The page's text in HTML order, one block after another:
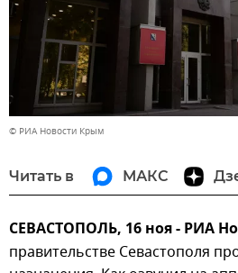
© РИА Новости Крым
Читать в МАКС
СЕВАСТОПОЛЬ, 16 ноя - РИА
правительстве Севастополя